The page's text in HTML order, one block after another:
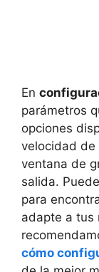
En
parámetros
opciones
velocidad de
ventana de
salida.
para
adapte a tus
cómo